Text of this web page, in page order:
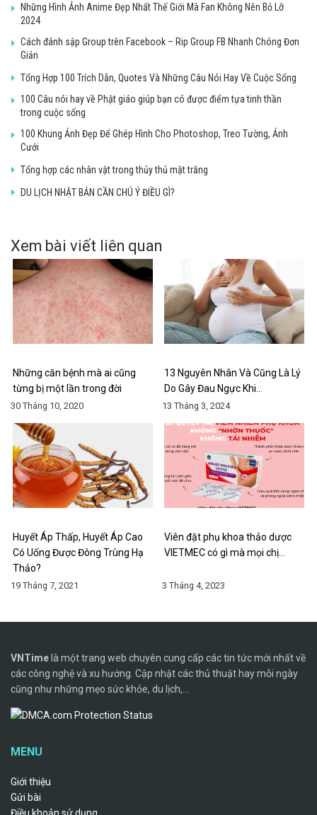
Những Hình Ảnh Anime Đẹp Nhất Thế Giới Mà Fan Không Nên Bỏ Lỡ
2024
Cách đánh sập Group trên Facebook – Rip Group FB Nhanh Chóng Đơn
Giản
Tổng Hợp 100 Trích Dẫn, Quotes Và Những Câu Nói Hay Về Cuộc Sống
100 Câu nói hay về Phật giáo giúp bạn có được điểm tựa tinh thần
trong cuộc sống
100 Khung Ảnh Đẹp Để Ghép Hình Cho Photoshop, Treo Tường, Ảnh
Cưới
Tổng hợp các nhân vật trong thủy thủ mặt trăng
DU LỊCH NHẬT BẢN CẦN CHÚ Ý ĐIỀU GÌ?
Xem bài viết liên quan
Những căn bệnh mà ai cũng
từng bị một lần trong đời
30 Tháng 10, 2020
13 Nguyên Nhân Và Cũng Là Lý
Do Gây Đau Ngực Khi…
13 Tháng 3, 2024
Huyết Áp Thấp, Huyết Áp Cao
Có Uống Được Đông Trùng Hạ
Thảo?
19 Tháng 7, 2021
Viên đặt phụ khoa thảo dược
VIETMEC có gì mà mọi chị…
3 Tháng 4, 2023
VNTime là một trang web chuyên cung cấp các tin tức mới nhất về
các công nghệ và xu hướng. Cập nhật các thủ thuật hay mỗi ngày
cũng như những mẹo sức khỏe, du lịch,...
MENU
Giới thiệu
Gửi bài